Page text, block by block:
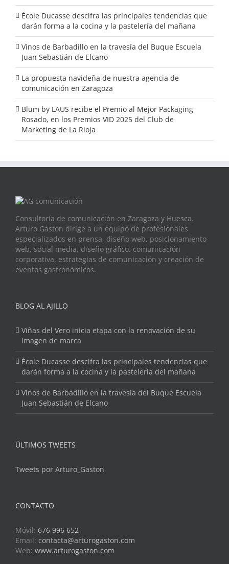
École Ducasse descifra las principales tendencias que
darán forma a la cocina y la pastelería del mañana
Vinos de Barbadillo en la travesía del Buque Escuela
Juan Sebastián de Elcano
La propuesta navideña de nuestra agencia de
comunicación en Zaragoza
Blum by LAUS recibe el Premio al Mejor Packaging
Rosado, en los Premios VID 2025 del Club de
Marketing de La Rioja
Consultoría de comunicación en Zaragoza y Huesca.
Arturo Gastón dirige a un equipo de profesionales
especializados en prensa, diseño web, posicionamiento
web, social media, diseño gráfico, comunicación
corporativa, estrategias de comunicación y creación de
eventos gastronómicos.
BLOG AL AJILLO
Viñas del Vero inicia etapa con la renovación de su
imagen de marca
École Ducasse descifra las principales tendencias que
darán forma a la cocina y la pastelería del mañana
Vinos de Barbadillo en la travesía del Buque Escuela
Juan Sebastián de Elcano
ÚLTIMOS TWEETS
Tweets por Arturo_Gaston
CONTACTO
Móvil: 676 996 652
Email: contacta@arturogaston.com
Web: www.arturogaston.com